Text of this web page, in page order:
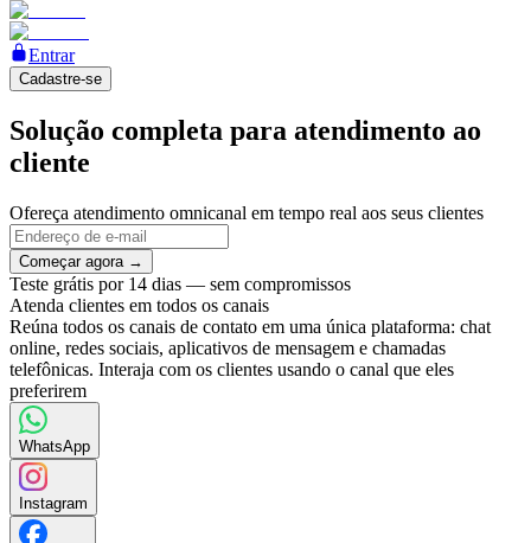
Entrar
Cadastre-se
Solução completa para atendimento ao
cliente
Ofereça atendimento omnicanal em tempo real aos seus clientes
Começar agora →
Teste grátis por 14 dias — sem compromissos
Atenda clientes em todos os canais
Reúna todos os canais de contato em uma única plataforma: chat
online, redes sociais, aplicativos de mensagem e chamadas
telefônicas. Interaja com os clientes usando o canal que eles
preferirem
WhatsApp
Instagram